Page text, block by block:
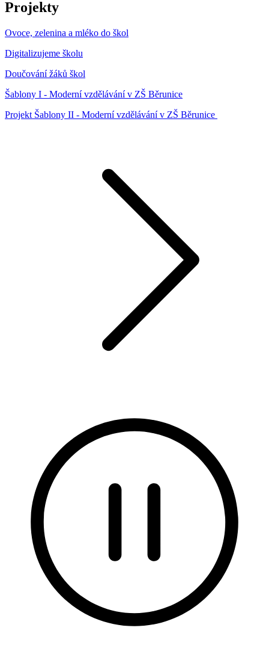
Projekty
Ovoce, zelenina a mléko do škol
Digitalizujeme školu
Doučování žáků škol
Šablony I - Moderní vzdělávání v ZŠ Běrunice
Projekt Šablony II - Moderní vzdělávání v ZŠ Běrunice